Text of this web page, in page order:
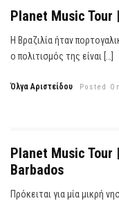
Planet Music Tour
Η Βραζιλία ήταν
ο πολιτισμός της είναι […]
Όλγα Αριστείδου Posted
Planet Music Tour
Barbados
Πρόκειται για μία μικρή